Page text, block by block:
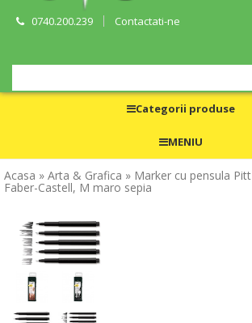
0740.200.239 Contactati-ne
Categorii produse
MENIU
Acasa » Arta & Grafica » Marker cu pensula Pitt
Faber-Castell, M maro sepia